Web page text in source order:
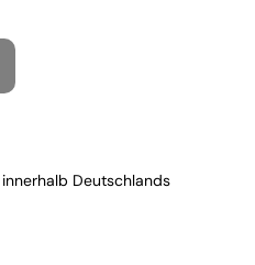
Deutschlands